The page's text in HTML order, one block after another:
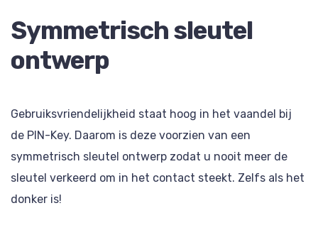
Symmetrisch sleutel
ontwerp
Gebruiksvriendelijkheid staat hoog in het vaandel bij
de PIN-Key. Daarom is deze voorzien van een
symmetrisch sleutel ontwerp zodat u nooit meer de
sleutel verkeerd om in het contact steekt. Zelfs als het
donker is!